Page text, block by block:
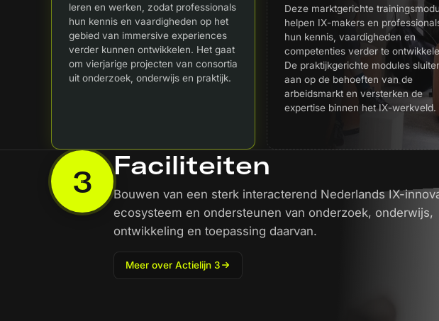
leren en werken, zodat professionals
hun kennis en vaardigheden op het
gebied van immersive experiences
verder kunnen ontwikkelen. Het gaat
om vierjarige projecten van consortia
uit onderzoek, onderwijs en praktijk.
Deze marktgerichte
helpen IX-makers en
hun kennis, vaardigheden en
competenties verder te
De praktijkgerichte modules
aan op de behoeften van de
arbeidsmarkt en versterken de
expertise binnen het IX-werkveld.
3 Faciliteiten
Bouwen van een sterk interacterend Nederlands IX-
ecosysteem en ondersteunen van onderzoek, onderwijs,
ontwikkeling en toepassing daarvan.
Meer over Actielijn 3